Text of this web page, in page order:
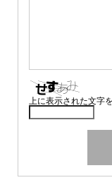
上に表示された文字